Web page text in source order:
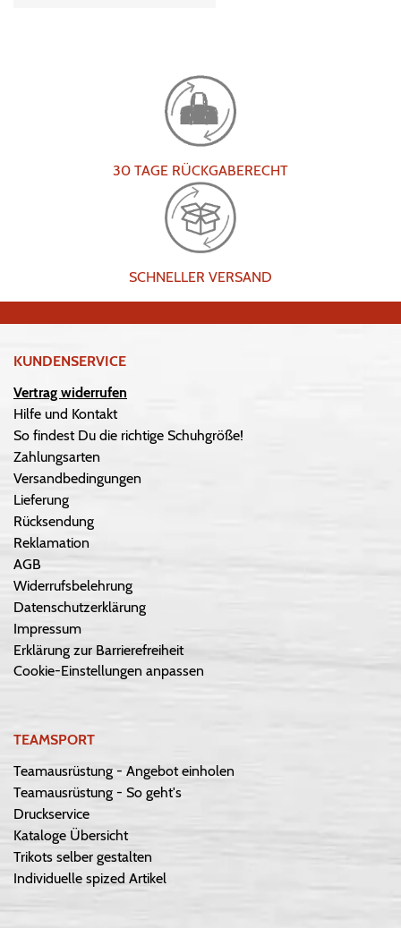
30 TAGE RÜCKGABERECHT
SCHNELLER VERSAND
KUNDENSERVICE
Vertrag widerrufen
Hilfe und Kontakt
So findest Du die richtige Schuhgröße!
Zahlungsarten
Versandbedingungen
Lieferung
Rücksendung
Reklamation
AGB
Widerrufsbelehrung
Datenschutzerklärung
Impressum
Erklärung zur Barrierefreiheit
Cookie-Einstellungen anpassen
TEAMSPORT
Teamausrüstung - Angebot einholen
Teamausrüstung - So geht's
Druckservice
Kataloge Übersicht
Trikots selber gestalten
Individuelle spized Artikel